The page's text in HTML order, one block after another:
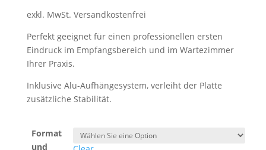
exkl. MwSt. Versandkostenfrei
Perfekt geeignet für einen professionellen ersten
Eindruck im Empfangsbereich und im Wartezimmer
Ihrer Praxis.
Inklusive Alu-Aufhängesystem, verleiht der Platte
zusätzliche Stabilität.
Format
und